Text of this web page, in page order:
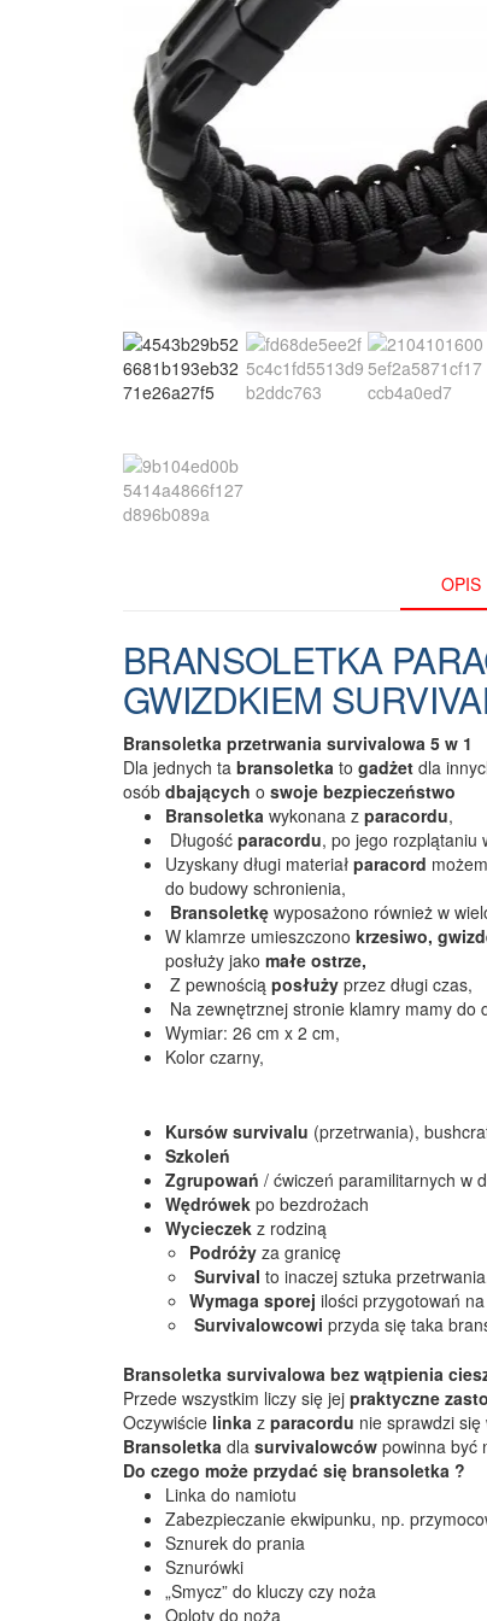
OPIS
BRANSOLETKA
GWIZDKIEM
Bransoletka przetrwania survivalowa 5 w 1
Dla jednych ta bransoletka to gadżet dla
osób dbających o swoje bezpieczeństwo
Bransoletka wykonana z paracordu,
Długość paracordu, po jego rozplątaniu
Uzyskany długi materiał paracord
do budowy schronienia,
Bransoletkę wyposażono również w
W klamrze umieszczono krzesiwo,
posłuży jako małe ostrze,
Z pewnością posłuży przez długi czas,
Na zewnętrznej stronie klamry mamy do
Wymiar: 26 cm x 2 cm,
Kolor czarny,
Kursów survivalu (przetrwania),
Szkoleń
Zgrupowań / ćwiczeń paramilitarnych w
Wędrówek po bezdrożach
Wycieczek z rodziną
Podróży za granicę
Survival to inaczej sztuka
Wymaga sporej ilości przygotowań
Survivalowcowi przyda się taka
Bransoletka survivalowa bez wątpienia
Przede wszystkim liczy się jej praktyczne
Oczywiście linka z paracordu nie sprawdzi
Bransoletka dla survivalowców powinna być
Do czego może przydać się bransoletka ?
Linka do namiotu
Zabezpieczanie ekwipunku, np.
Sznurek do prania
Sznurówki
„Smycz” do kluczy czy noża
Oploty do noża